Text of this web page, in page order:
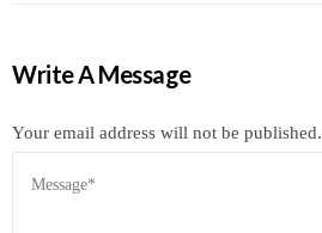
Write A Message
Your email address will not be published.